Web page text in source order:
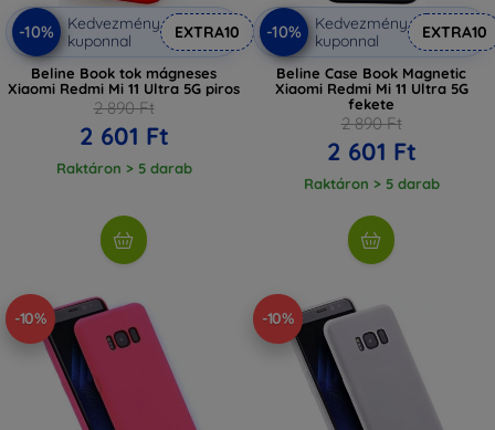
-10%
Kedvezmény
kuponnal
EXTRA10
Beline Book tok mágneses
Xiaomi Redmi Mi 11 Ultra 5G piros
2 890 Ft
2 601 Ft
Raktáron > 5 darab
-10%
Kedvezmény
kuponnal
EXTRA10
Beline Case Book Magnetic
Xiaomi Redmi Mi 11 Ultra 5G
fekete
2 890 Ft
2 601 Ft
Raktáron > 5 darab
-10% -10%